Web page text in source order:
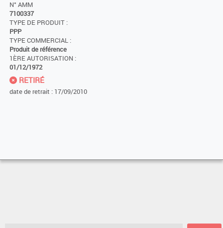
N° AMM
7100337
TYPE DE PRODUIT :
PPP
TYPE COMMERCIAL :
Produit de référence
1ÈRE AUTORISATION :
01/12/1972
RETIRÉ
date de retrait : 17/09/2010